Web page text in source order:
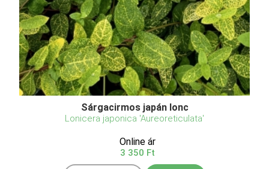
Sárgacirmos japán lonc
Lonicera japonica 'Aureoreticulata'
Online ár
3 350 Ft